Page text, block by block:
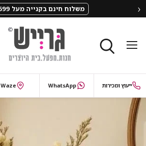
משלוח חינם בקנייה מעל 699 ₪ ›
תפריט
ייעוץ ומכירות WhatsApp
Waze